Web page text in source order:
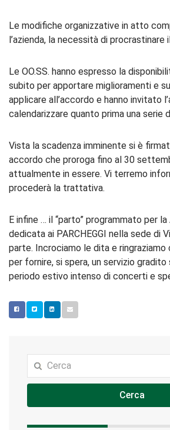
Le modifiche organizzative in atto
l’azienda, la necessità di procrastinare
Le OO.SS. hanno espresso la
subito per apportare miglioramenti e
applicare all’accordo e hanno invitato
calendarizzare quanto prima una serie
Vista la scadenza imminente si è
accordo che proroga fino al 30
attualmente in essere. Vi terremo
procederà la trattativa.
E infine … il “parto” programmato per
dedicata ai PARCHEGGI nella sede di
parte. Incrociamo le dita e ringraziamo
per fornire, si spera, un servizio
periodo estivo intenso di concerti e
Cerca